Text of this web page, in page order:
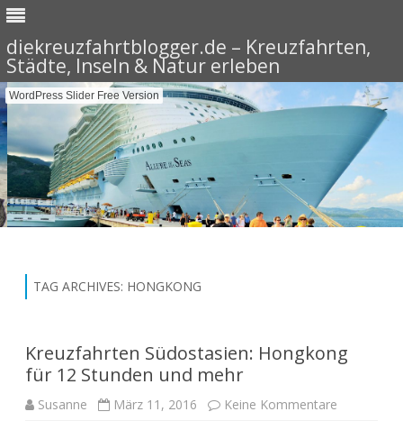
diekreuzfahrtblogger.de – Kreuzfahrten,
Städte, Inseln & Natur erleben
WordPress Slider Free Version
TAG ARCHIVES: HONGKONG
Kreuzfahrten Südostasien: Hongkong
für 12 Stunden und mehr
Susanne März 11, 2016 Keine Kommentare